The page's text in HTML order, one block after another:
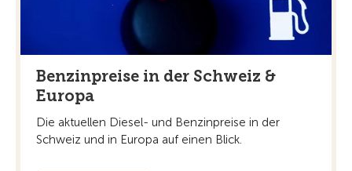
Benzinpreise in der Schweiz &
Europa
Die aktuellen Diesel- und Benzinpreise in der
Schweiz und in Europa auf einen Blick.